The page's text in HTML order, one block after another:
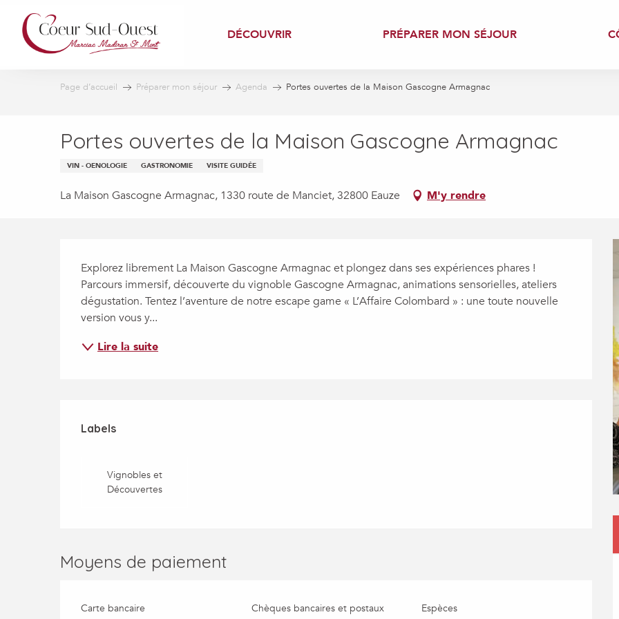
contenu
principal
DÉCOUVRIR PRÉPARER MON SÉJOUR
Page d’accueil Préparer mon séjour Agenda Portes ouvertes de la Maison Gascogne Armagnac
Portes ouvertes de la Maison Gascogne Armagnac
VIN - OENOLOGIE GASTRONOMIE VISITE GUIDÉE
La Maison Gascogne Armagnac, 1330 route de Manciet, 32800 Eauze M'y rendre
Description
Explorez librement La Maison Gascogne Armagnac et plongez dans ses expériences phares !
Parcours immersif, découverte du vignoble Gascogne Armagnac, animations sensorielles, ateliers
dégustation. Tentez l’aventure de notre escape game « L’Affaire Colombard » : une toute nouvelle
version vous y...
Lire la suite
Offres de prestations
Labels
Labels
Vignobles et
Découvertes
Moyens de paiement
Carte bancaire Chèques bancaires et postaux Espèces